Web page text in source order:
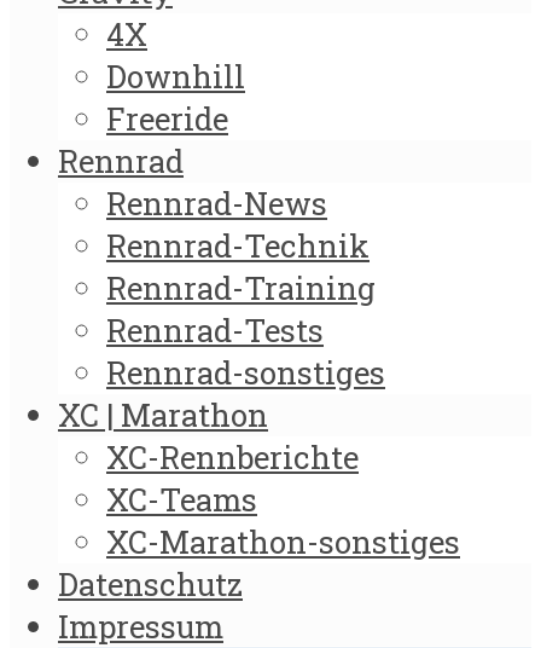
4X
Downhill
Freeride
Rennrad
Rennrad-News
Rennrad-Technik
Rennrad-Training
Rennrad-Tests
Rennrad-sonstiges
XC | Marathon
XC-Rennberichte
XC-Teams
XC-Marathon-sonstiges
Datenschutz
Impressum